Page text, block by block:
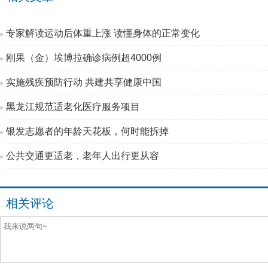
专家解读运动后体重上涨 读懂身体的正常变化
刚果（金）埃博拉确诊病例超4000例
实施残疾预防行动 共建共享健康中国
黑龙江规范适老化医疗服务项目
银发志愿者的年龄天花板，何时能拆掉
公共交通更适老，老年人出行更从容
相关评论